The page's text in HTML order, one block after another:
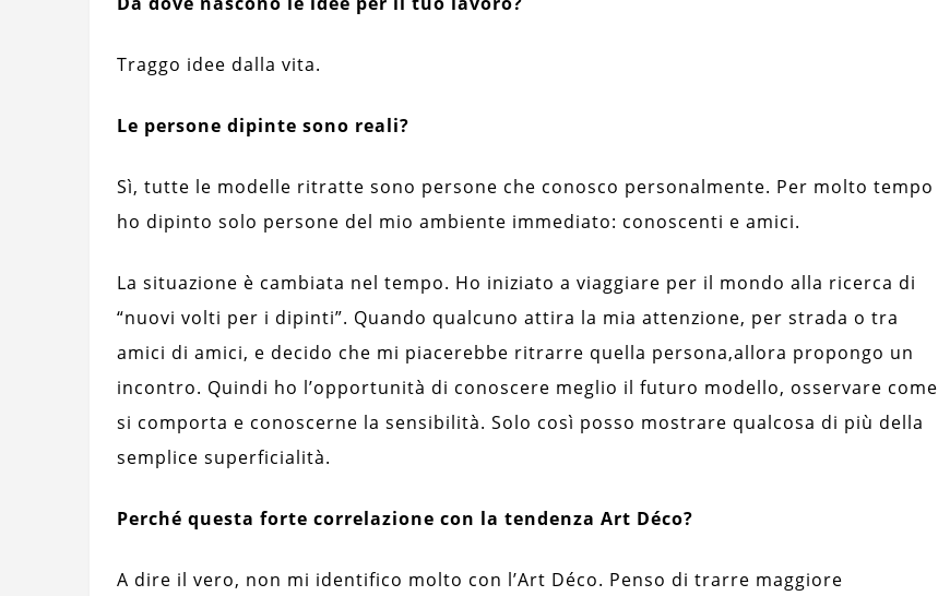
Traggo idee dalla vita.
Le persone dipinte sono reali?
Sì, tutte le modelle ritratte sono persone che conosco personalmente. Per molto tempo
ho dipinto solo persone del mio ambiente immediato: conoscenti e amici.
La situazione è cambiata nel tempo. Ho iniziato a viaggiare per il mondo alla ricerca di
“nuovi volti per i dipinti”. Quando qualcuno attira la mia attenzione, per strada o tra
amici di amici, e decido che mi piacerebbe ritrarre quella persona,allora propongo un
incontro. Quindi ho l’opportunità di conoscere meglio il futuro modello, osservare come
si comporta e conoscerne la sensibilità. Solo così posso mostrare qualcosa di più della
semplice superficialità.
Perché questa forte correlazione con la tendenza Art Déco?
A dire il vero, non mi identifico molto con l’Art Déco. Penso di trarre maggiore